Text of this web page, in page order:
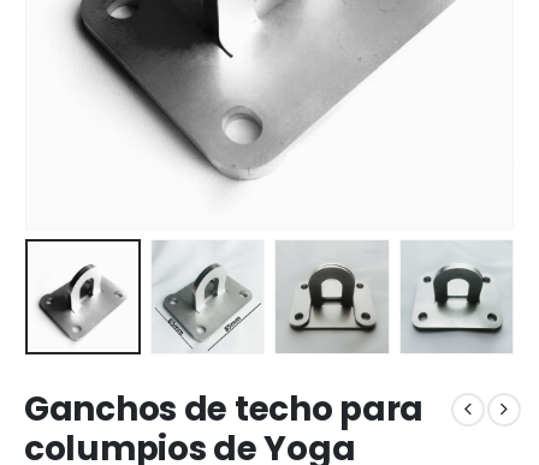
Ganchos de techo para
columpios de Yoga